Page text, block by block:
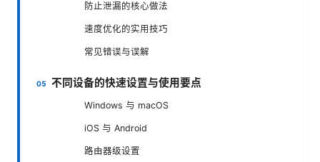
防止泄漏的核心做法
速度优化的实用技巧
常见错误与误解
不同设备的快速设置与使用要点
Windows 与 macOS
iOS 与 Android
路由器级设置